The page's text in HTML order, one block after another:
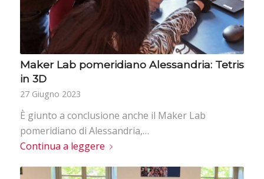
Maker Lab pomeridiano Alessandria: Tetris
in 3D
27 Giugno 2023
È giunto a conclusione anche il Maker Lab
pomeridiano di Alessandria,…
Continua a leggere